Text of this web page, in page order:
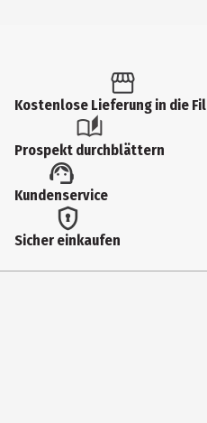
Kostenlose Lieferung in die
Prospekt durchblättern
Kundenservice
Sicher einkaufen